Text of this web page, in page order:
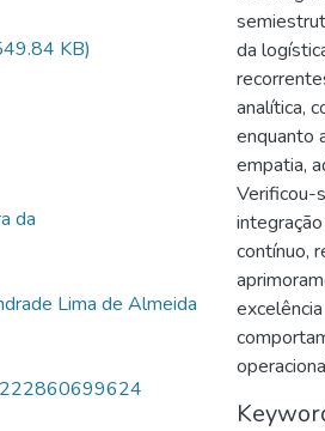
KB)
da
Lima de Almeida
da
analítica,
enquanto
empatia,
Verificou-
contínuo,